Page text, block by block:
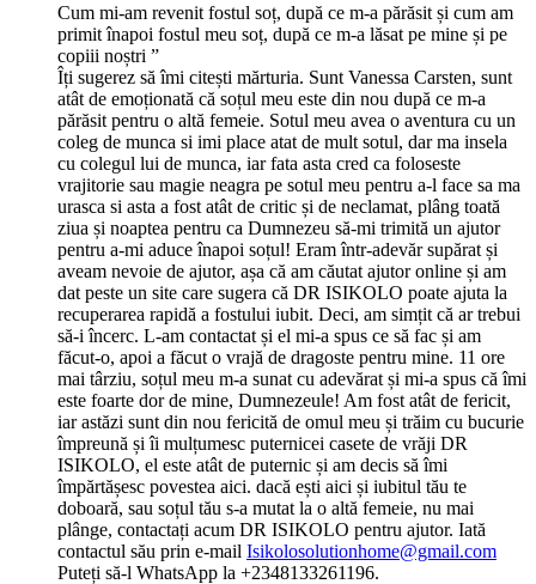
Cum mi-am revenit fostul soț, după ce m-a părăsit și cum am
primit înapoi fostul meu soț, după ce m-a lăsat pe mine și pe
copiii noștri ”
Îți sugerez să îmi citești mărturia. Sunt Vanessa Carsten, sunt
atât de emoționată că soțul meu este din nou după ce m-a
părăsit pentru o altă femeie. Sotul meu avea o aventura cu un
coleg de munca si imi place atat de mult sotul, dar ma insela
cu colegul lui de munca, iar fata asta cred ca foloseste
vrajitorie sau magie neagra pe sotul meu pentru a-l face sa ma
urasca si asta a fost atât de critic și de neclamat, plâng toată
ziua și noaptea pentru ca Dumnezeu să-mi trimită un ajutor
pentru a-mi aduce înapoi soțul! Eram într-adevăr supărat și
aveam nevoie de ajutor, așa că am căutat ajutor online și am
dat peste un site care sugera că DR ISIKOLO poate ajuta la
recuperarea rapidă a fostului iubit. Deci, am simțit că ar trebui
să-i încerc. L-am contactat și el mi-a spus ce să fac și am
făcut-o, apoi a făcut o vrajă de dragoste pentru mine. 11 ore
mai târziu, soțul meu m-a sunat cu adevărat și mi-a spus că îmi
este foarte dor de mine, Dumnezeule! Am fost atât de fericit,
iar astăzi sunt din nou fericită de omul meu și trăim cu bucurie
împreună și îi mulțumesc puternicei casete de vrăji DR
ISIKOLO, el este atât de puternic și am decis să îmi
împărtășesc povestea aici. dacă ești aici și iubitul tău te
doboară, sau soțul tău s-a mutat la o altă femeie, nu mai
plânge, contactați acum DR ISIKOLO pentru ajutor. Iată
contactul său prin e-mail Isikolosolutionhome@gmail.com
Puteți să-l WhatsApp la +2348133261196.